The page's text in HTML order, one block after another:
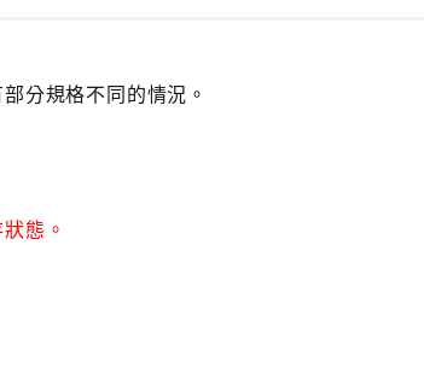
分規格不同的情況。
態。